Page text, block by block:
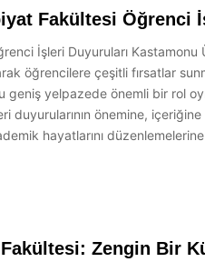
Fakültesi Öğrenci
İşleri Duyuruları
öğrencilere çeşitli fırsatlar
geniş yelpazede önemli bir rol
duyurularının önemine,
hayatlarını
Zengin Bir